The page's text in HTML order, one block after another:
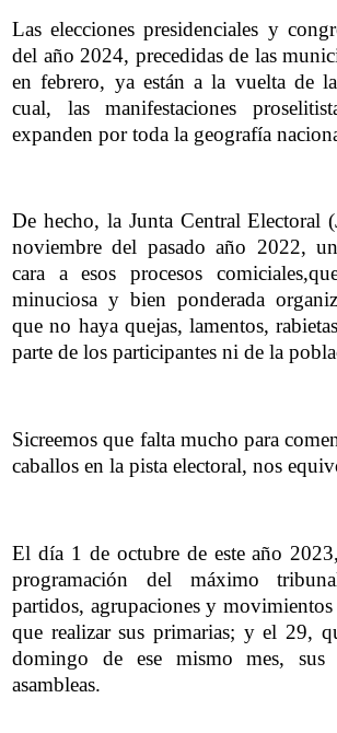
Las elecciones presidenciales y
del año 2024, precedidas de las
en febrero, ya están a la vuelta de
cual, las manifestaciones
expanden por toda la geografía
De hecho, la Junta Central Electoral
noviembre del pasado año 2022,
cara a esos procesos
minuciosa y bien ponderada
que no haya quejas, lamentos,
parte de los participantes ni de la
Sicreemos que falta mucho para
caballos en la pista electoral, nos
El día 1 de octubre de este año
programación del máximo
partidos, agrupaciones y
que realizar sus primarias; y el 29,
domingo de ese mismo mes, sus
asambleas.